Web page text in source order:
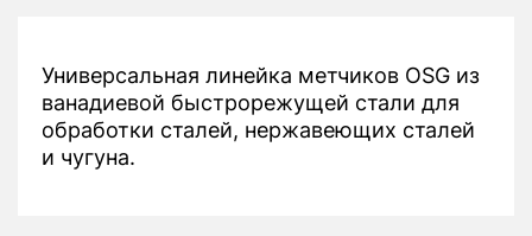
Универсальная линейка метчиков OSG из
ванадиевой быстрорежущей стали для
обработки сталей, нержавеющих сталей
и чугуна.